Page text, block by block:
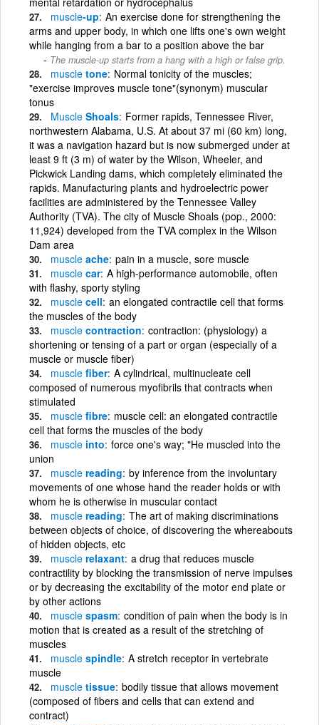
muscle-up An exercise done for strengthening the
arms and upper body, in which one lifts one's own weight
while hanging from a bar to a position above the bar
The muscle-up starts from a hang with a high or false grip.
muscle tone Normal tonicity of the muscles;
"exercise improves muscle tone"(synonym) muscular
tonus
Muscle Shoals Former rapids, Tennessee River,
northwestern Alabama, U.S. At about 37 mi (60 km) long,
it was a navigation hazard but is now submerged under at
least 9 ft (3 m) of water by the Wilson, Wheeler, and
Pickwick Landing dams, which completely eliminated the
rapids. Manufacturing plants and hydroelectric power
facilities are administered by the Tennessee Valley
Authority (TVA). The city of Muscle Shoals (pop., 2000:
11,924) developed from the TVA complex in the Wilson
Dam area
muscle ache pain in a muscle, sore muscle
muscle car A high-performance automobile, often
with flashy, sporty styling
muscle cell an elongated contractile cell that forms
the muscles of the body
muscle contraction contraction: (physiology) a
shortening or tensing of a part or organ (especially of a
muscle or muscle fiber)
muscle fiber A cylindrical, multinucleate cell
composed of numerous myofibrils that contracts when
stimulated
muscle fibre muscle cell: an elongated contractile
cell that forms the muscles of the body
muscle into force one's way; "He muscled into the
union
muscle reading by inference from the involuntary
movements of one whose hand the reader holds or with
whom he is otherwise in muscular contact
muscle reading The art of making discriminations
between objects of choice, of discovering the whereabouts
of hidden objects, etc
muscle relaxant a drug that reduces muscle
contractility by blocking the transmission of nerve impulses
or by decreasing the excitability of the motor end plate or
by other actions
muscle spasm condition of pain when the body is in
motion that is created as a result of the stretching of
muscles
muscle spindle A stretch receptor in vertebrate
muscle
muscle tissue bodily tissue that allows movement
(composed of fibers and cells that can extend and
contract)